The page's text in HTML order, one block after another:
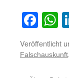
Veröffentlicht
Falschauskunft,